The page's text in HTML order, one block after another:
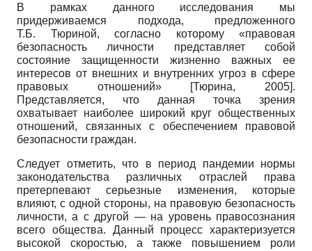
В рамках данного исследования мы
придерживаемся подхода, предложенного
Т.Б. Тюриной, согласно которому «правовая
безопасность личности представляет собой
состояние защищенности жизненно важных ее
интересов от внешних и внутренних угроз в сфере
правовых отношений» [Тюрина, 2005].
Представляется, что данная точка зрения
охватывает наиболее широкий круг общественных
отношений, связанных с обеспечением правовой
безопасности граждан.
Следует отметить, что в период пандемии нормы
законодательства различных отраслей права
претерпевают серьезные изменения, которые
влияют, с одной стороны, на правовую безопасность
личности, а с другой — на уровень правосознания
всего общества. Данный процесс характеризуется
высокой скоростью, а также повышением роли